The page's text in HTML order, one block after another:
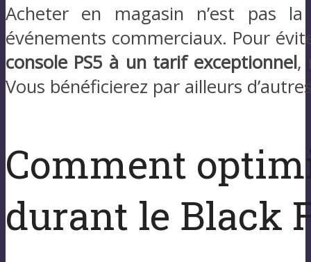
Acheter en magasin n’est pas
événements commerciaux. Pour
console PS5 à un tarif exceptionnel,
Vous bénéficierez par ailleurs
Comment
durant le Black